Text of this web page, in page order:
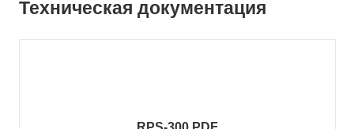
Техническая документация